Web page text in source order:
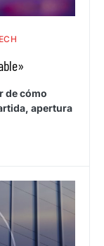
de cómo
apertura